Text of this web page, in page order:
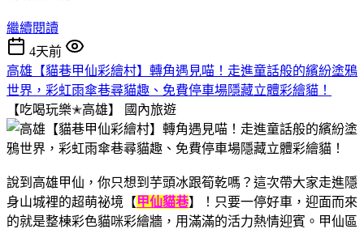
繼續閱讀
4天前
高雄【貓巷甲仙彩繪村】轉角遇見喵！走進童話般的繽紛塗鴉
世界，彩虹雨傘巷尋貓趣、免費停車場隱藏立體彩繪貓！
【吃喝玩樂✭高雄】
國內旅遊
說到高雄甲仙，你只想到芋頭冰跟筍乾嗎？這次帶大家走進隱
身山城裡的超萌祕境【甲仙貓巷】！只要一停好車，迎面而來
的就是整棟彩色貓咪彩繪牆，用滿滿的活力熱情迎賓。甲仙區